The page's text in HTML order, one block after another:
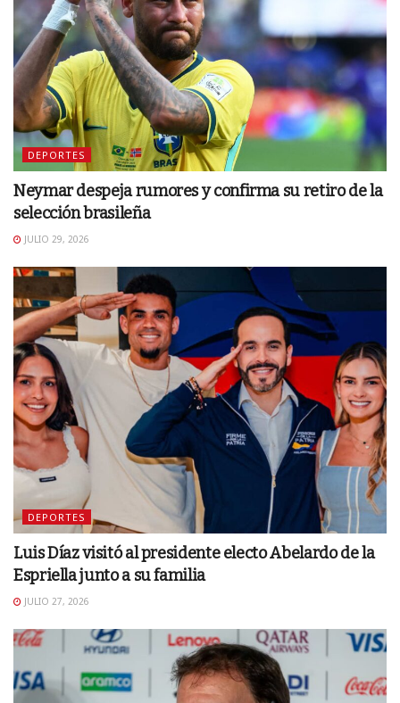
DEPORTES
Neymar despeja rumores y confirma su retiro de la
selección brasileña
JULIO 29, 2026
DEPORTES
Luis Díaz visitó al presidente electo Abelardo de la
Espriella junto a su familia
JULIO 27, 2026